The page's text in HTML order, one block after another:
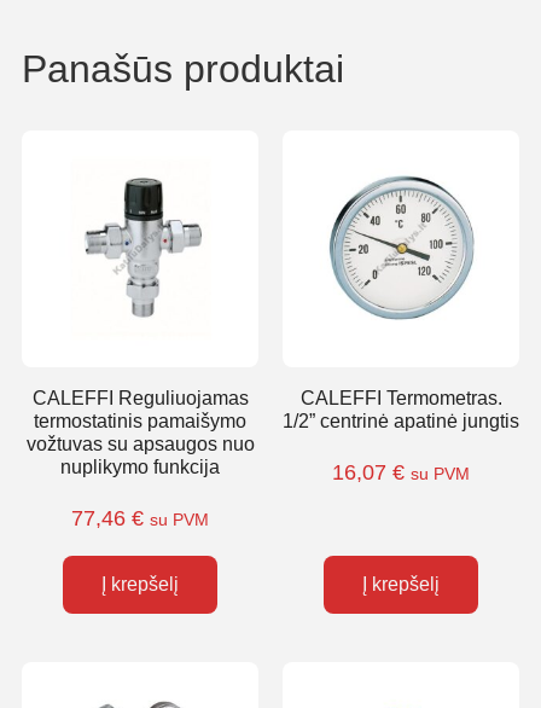
Panašūs produktai
CALEFFI Reguliuojamas
termostatinis pamaišymo
vožtuvas su apsaugos nuo
nuplikymo funkcija
77,46 € su PVM
Į krepšelį
CALEFFI Termometras.
1/2” centrinė apatinė jungtis
16,07 € su PVM
Į krepšelį